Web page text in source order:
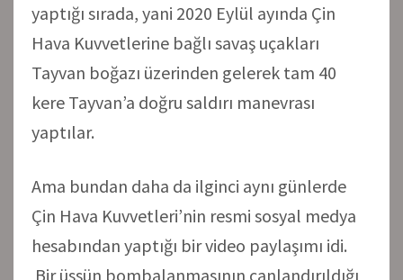
yaptığı sırada, yani 2020 Eylül ayında Çin
Hava Kuvvetlerine bağlı savaş uçakları
Tayvan boğazı üzerinden gelerek tam 40
kere Tayvan’a doğru saldırı manevrası
yaptılar.
Ama bundan daha da ilginci aynı günlerde
Çin Hava Kuvvetleri’nin resmi sosyal medya
hesabından yaptığı bir video paylaşımı idi.
Bir üssün bombalanmasının canlandırıldığı